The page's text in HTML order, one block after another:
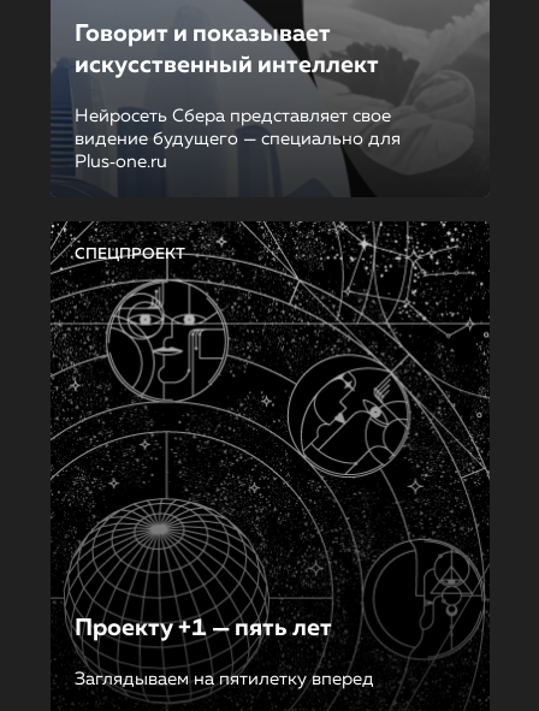
Говорит и показывает
искусственный интеллект
Нейросеть Сбера представляет свое
видение будущего — специально для
Plus‑one.ru
СПЕЦПРОЕКТ
Проекту +1 — пять лет
Заглядываем на пятилетку вперед